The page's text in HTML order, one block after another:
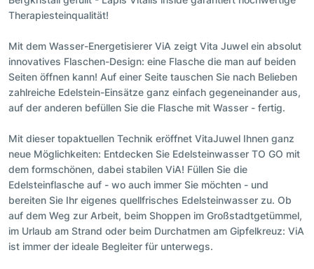
Therapiesteinqualität!
Mit dem Wasser-Energetisierer ViA zeigt Vita Juwel ein absolut
innovatives Flaschen-Design: eine Flasche die man auf beiden
Seiten öffnen kann! Auf einer Seite tauschen Sie nach Belieben
zahlreiche Edelstein-Einsätze ganz einfach gegeneinander aus,
auf der anderen befüllen Sie die Flasche mit Wasser - fertig.
Mit dieser topaktuellen Technik eröffnet VitaJuwel Ihnen ganz
neue Möglichkeiten: Entdecken Sie Edelsteinwasser TO GO mit
dem formschönen, dabei stabilen ViA! Füllen Sie die
Edelsteinflasche auf - wo auch immer Sie möchten - und
bereiten Sie Ihr eigenes quellfrisches Edelsteinwasser zu. Ob
auf dem Weg zur Arbeit, beim Shoppen im Großstadtgetümmel,
im Urlaub am Strand oder beim Durchatmen am Gipfelkreuz: ViA
ist immer der ideale Begleiter für unterwegs.